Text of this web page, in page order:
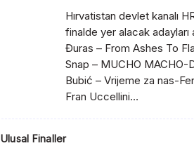
Hırvatistan devlet kanalı
finalde yer alacak adayları
Đuras – From Ashes To
Snap – MUCHO MACHO-
Bubić – Vrijeme za nas-
Fran Uccellini…
Ulusal Finaller